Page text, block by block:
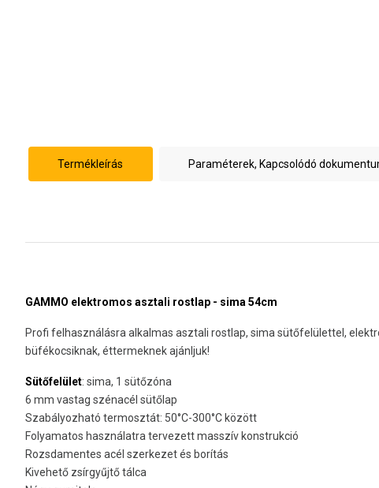
Termékleírás Paraméterek, Kapcsolódó
GAMMO elektromos asztali rostlap - sima 54cm
Profi felhasználásra alkalmas asztali rostlap, sima sütőfelülettel,
büfékocsiknak, éttermeknek ajánljuk!
Sütőfelület: sima, 1 sütőzóna
6 mm vastag szénacél sütőlap
Szabályozható termosztát: 50°C-300°C között
Folyamatos használatra tervezett masszív konstrukció
Rozsdamentes acél szerkezet és borítás
Kivehető zsírgyűjtő tálca